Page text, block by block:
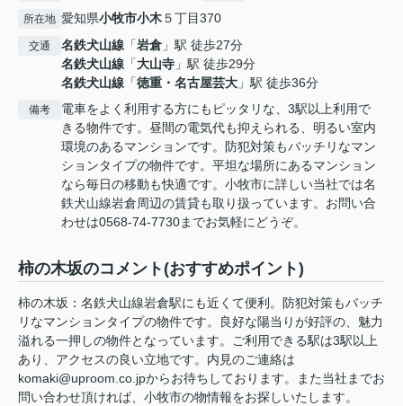
所在地 愛知県小牧市小木５丁目370
交通 名鉄犬山線 「岩倉 」駅 徒歩27分
名鉄犬山線 「大山寺 」駅 徒歩29分
名鉄犬山線 「徳重・名古屋芸大 」駅 徒歩36分
備考
電車をよく利用する方にもピッタリな、3駅以上利用で
きる物件です。昼間の電気代も抑えられる、明るい室内
環境のあるマンションです。防犯対策もバッチリなマン
ションタイプの物件です。平坦な場所にあるマンション
なら毎日の移動も快適です。小牧市に詳しい当社では名
鉄犬山線岩倉周辺の賃貸も取り扱っています。お問い合
わせは0568-74-7730までお気軽にどうぞ。
柿の木坂のコメント(おすすめポイント)
柿の木坂：名鉄犬山線岩倉駅にも近くて便利。防犯対策もバッチ
リなマンションタイプの物件です。良好な陽当りが好評の、魅力
溢れる一押しの物件となっています。ご利用できる駅は3駅以上
あり、アクセスの良い立地です。内見のご連絡は
komaki@uproom.co.jpからお待ちしております。また当社までお
問い合わせ頂ければ、小牧市の物情報をお探しいたします。